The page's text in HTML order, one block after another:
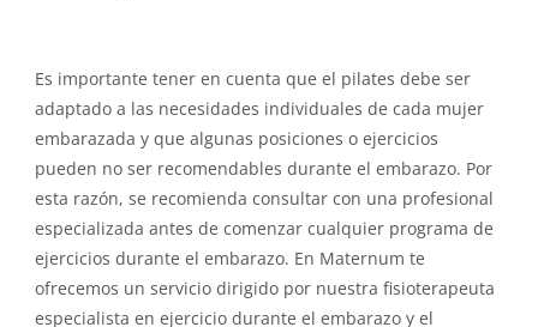
Es importante tener en cuenta que el pilates debe ser
adaptado a las necesidades individuales de cada mujer
embarazada y que algunas posiciones o ejercicios
pueden no ser recomendables durante el embarazo. Por
esta razón, se recomienda consultar con una profesional
especializada antes de comenzar cualquier programa de
ejercicios durante el embarazo. En Maternum te
ofrecemos un servicio dirigido por nuestra fisioterapeuta
especialista en ejercicio durante el embarazo y el